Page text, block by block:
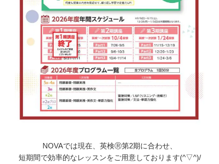
NOVAでは現在、英検Ⓡ第2期に合わせ、
短期間で効率的なレッスンをご用意しております(^▽^)/